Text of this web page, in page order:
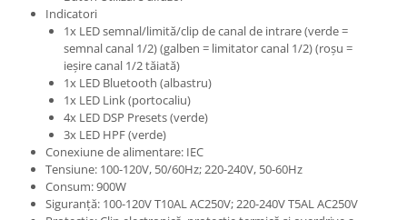
Indicatori
1x LED semnal/limită/clip de canal de intrare (verde =
semnal canal 1/2) (galben = limitator canal 1/2) (roșu =
ieșire canal 1/2 tăiată)
1x LED Bluetooth (albastru)
1x LED Link (portocaliu)
4x LED DSP Presets (verde)
3x LED HPF (verde)
Conexiune de alimentare: IEC
Tensiune: 100-120V, 50/60Hz; 220-240V, 50-60Hz
Consum: 900W
Siguranță: 100-120V T10AL AC250V; 220-240V T5AL AC250V